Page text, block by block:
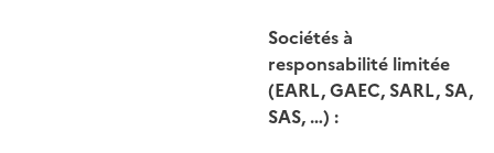
Sociétés à
responsabilité limitée
(EARL, GAEC, SARL, SA,
SAS, …) :